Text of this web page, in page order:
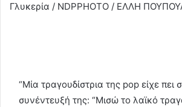
Γλυκερία / NDPPHOTO / ΕΛΛΗ
“Μία τραγουδίστρια της pop είχε πει
συνέντευξή της: “Μισώ το λαϊκό